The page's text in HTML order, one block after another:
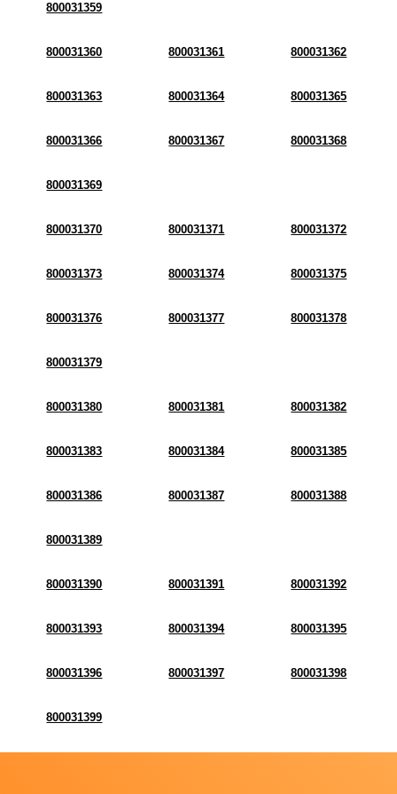
800031359
800031360 800031361 800031362
800031363 800031364 800031365
800031366 800031367 800031368
800031369
800031370 800031371 800031372
800031373 800031374 800031375
800031376 800031377 800031378
800031379
800031380 800031381 800031382
800031383 800031384 800031385
800031386 800031387 800031388
800031389
800031390 800031391 800031392
800031393 800031394 800031395
800031396 800031397 800031398
800031399